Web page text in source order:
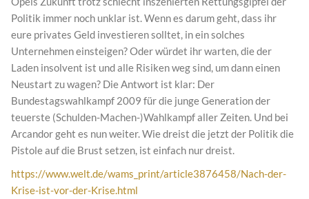
Politik immer noch unklar ist. Wenn es darum geht, dass ihr
eure privates Geld investieren solltet, in ein solches
Unternehmen einsteigen? Oder würdet ihr warten, die der
Laden insolvent ist und alle Risiken weg sind, um dann einen
Neustart zu wagen? Die Antwort ist klar: Der
Bundestagswahlkampf 2009 für die junge Generation der
teuerste (Schulden-Machen-)Wahlkampf aller Zeiten. Und bei
Arcandor geht es nun weiter. Wie dreist die jetzt der Politik die
Pistole auf die Brust setzen, ist einfach nur dreist.
https://www.welt.de/wams_print/article3876458/Nach-der-
Krise-ist-vor-der-Krise.html